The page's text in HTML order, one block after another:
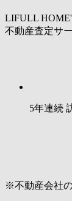
LIFULL
不動産査定サ
5年連続
※不動産会社